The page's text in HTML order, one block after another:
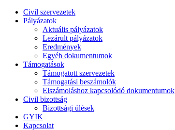
Civil szervezetek
Pályázatok
Aktuális pályázatok
Lezárult pályázatok
Eredmények
Egyéb dokumentumok
Támogatások
Támogatott szervezetek
Támogatási beszámolók
Elszámoláshoz kapcsolódó dokumentumok
Civil bizottság
Bizottsági ülések
GYIK
Kapcsolat